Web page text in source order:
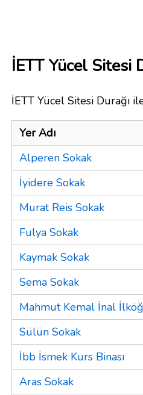
İETT Yücel Sitesi
İETT Yücel Sitesi Durağı
Yer Adı
Alperen Sokak
İyidere Sokak
Murat Reis Sokak
Fulya Sokak
Kaymak Sokak
Sema Sokak
Mahmut Kemal İnal
Sülün Sokak
İbb İsmek Kurs Binası
Aras Sokak